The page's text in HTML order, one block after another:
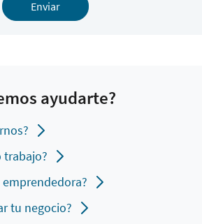
Enviar
ayudarte?
trabajo?
emprendedora?
tu negocio?